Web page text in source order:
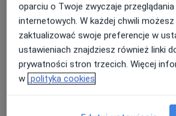
Konsultacja urologiczna
Szczegółykonsultacja urologiczna
Umów
Konsultacja z zakresu medycyny
oparciu o Twoje zwyczaje
internetowych. W każdej chwili
zaktualizować swoje preferencje w
ustawieniach znajdziesz również linki
prywatności stron trzecich. Więcej
w polityka cookies